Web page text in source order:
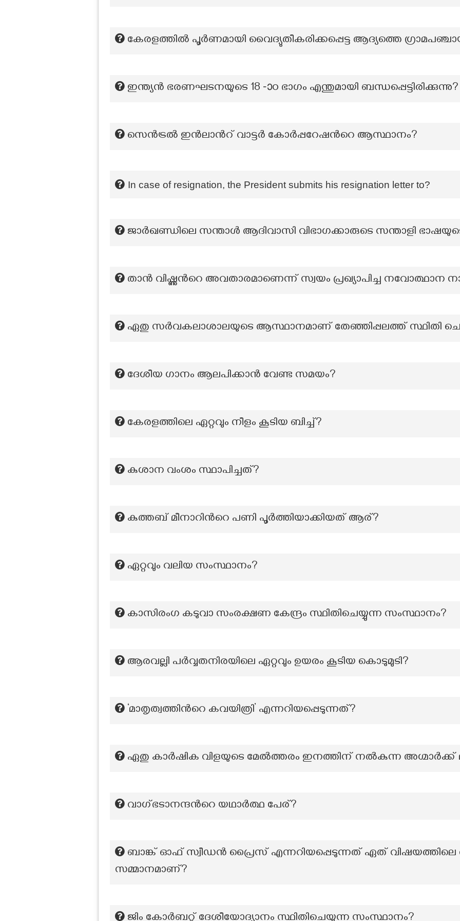
കേരളത്തിൽ പൂർണമായി വൈദ്യുതീകരിക്കപ്പെട്ട ആദ്യത്തെ
ഇന്ത്യൻ ഭരണഘടനയുടെ 18 -ാo ഭാഗം എന്തുമായി ബന്ധപ്പെട്ടിരിക്കുന്നു?
സെൻട്രൽ ഇൻലാന്‍റ് വാട്ടര്‍ കോർപ്പറേഷന്‍റെ ആസ്ഥാനം?
In case of resignation, the President submits his resignation letter to?
ജാർഖണ്ഡിലെ സന്താൾ ആദിവാസി വിഭാഗക്കാരുടെ സന്താളി ഭാഷയുടെ
താൻ വിഷ്ണുന്‍റെ അവതാരമാണെന്ന് സ്വയം പ്രഖ്യാപിച്ച നവോത്ഥാന
ഏതു സർവകലാശാലയുടെ ആസ്ഥാനമാണ് തേഞ്ഞിപ്പലത്ത് സ്ഥിതി
ദേശീയ ഗാനം ആലപിക്കാൻ വേണ്ട സമയം?
കേരളത്തിലെ ഏറ്റവും നീളം കൂടിയ ബിച്ച്?
കുശാന വംശം സ്ഥാപിച്ചത്?
കുത്തബ് മീനാറിന്‍റെ പണി പൂര്‍ത്തിയാക്കിയത് ആര്?
ഏറ്റവും വലിയ സംസ്ഥാനം?
കാസിരംഗ കടുവാ സംരക്ഷണ കേന്ദ്രം സ്ഥിതിചെയ്യുന്ന സംസ്ഥാനം?
ആരവല്ലി പര്‍വ്വതനിരയിലെ ഏറ്റവും ഉയരം കൂടിയ കൊടുമുടി?
‘മാതൃത്വത്തിന്‍റെ കവയിത്രി’ എന്നറിയപ്പെടുന്നത്?
ഏതു കാർഷിക വിളയുടെ മേൽത്തരം ഇനത്തിന് നൽകുന്ന അഗ്മാർക്ക്
വാഗ്ഭടാനന്ദന്‍റെ യഥാര്‍ത്ഥ പേര്?
ബാങ്ക് ഓഫ് സ്വീഡൻ പ്രൈസ് എന്നറിയപ്പെടുന്നത് ഏത്
സമ്മാനമാണ്?